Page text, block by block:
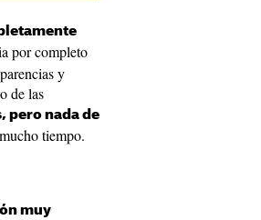
por completo
y
de las
pero nada de
tiempo.
muy